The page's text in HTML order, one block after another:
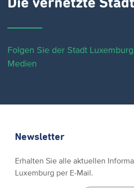
Die vernetzte Stadt
Folgen Sie der Stadt
Medien
Newsletter
Erhalten Sie alle aktuellen
Luxemburg per E-Mail.